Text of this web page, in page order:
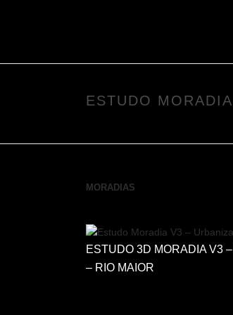
ESTUDO
MORADIAS
ESTUDO 3D MORADIA V3
– RIO MAIOR